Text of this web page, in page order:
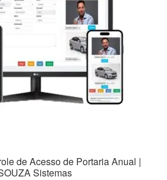
de Acesso de Portaria Anual |
Sistemas